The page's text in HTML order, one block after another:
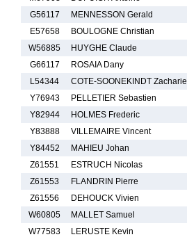
G56117
MENNESSON Gerald
E57658
BOULOGNE Christian
W56885
HUYGHE Claude
G66117
ROSAIA Dany
L54344
COTE-SOONEKINDT Zacharie
Y76943
PELLETIER Sebastien
Y82944
HOLMES Frederic
Y83888
VILLEMAIRE Vincent
Y84452
MAHIEU Johan
Z61551
ESTRUCH Nicolas
Z61553
FLANDRIN Pierre
Z61556
DEHOUCK Vivien
W60805
MALLET Samuel
W77583
LERUSTE Kevin